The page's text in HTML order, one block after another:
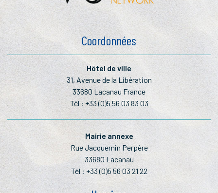
Coordonnées
Hôtel de ville
31, Avenue de la Libération
33680 Lacanau France
Tél : +33 (0)5 56 03 83 03
Mairie annexe
Rue Jacquemin Perpère
33680 Lacanau
Tél : +33 (0)5 56 03 21 22